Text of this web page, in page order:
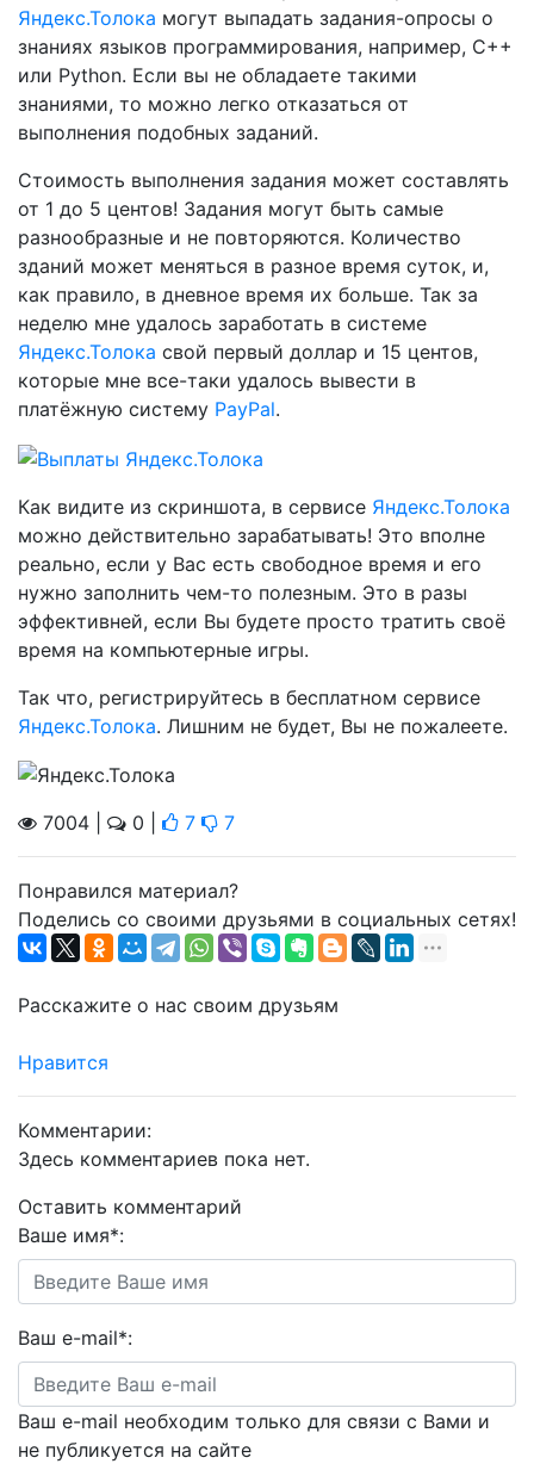
Яндекс.Толока могут выпадать задания-опросы о
знаниях языков программирования, например, C++
или Python. Если вы не обладаете такими
знаниями, то можно легко отказаться от
выполнения подобных заданий.
Стоимость выполнения задания может составлять
от 1 до 5 центов! Задания могут быть самые
разнообразные и не повторяются. Количество
зданий может меняться в разное время суток, и,
как правило, в дневное время их больше. Так за
неделю мне удалось заработать в системе
Яндекс.Толока свой первый доллар и 15 центов,
которые мне все-таки удалось вывести в
платёжную систему PayPal.
Как видите из скриншота, в сервисе Яндекс.Толока
можно действительно зарабатывать! Это вполне
реально, если у Вас есть свободное время и его
нужно заполнить чем-то полезным. Это в разы
эффективней, если Вы будете просто тратить своё
время на компьютерные игры.
Так что, регистрируйтесь в бесплатном сервисе
Яндекс.Толока. Лишним не будет, Вы не пожалеете.
7004 | 0 | 7 7
Понравился материал?
Поделись со своими друзьями в социальных сетях!
Расскажите о нас своим друзьям
Нравится
Комментарии:
Здесь комментариев пока нет.
Оставить комментарий
Ваше имя*:
Ваш e-mail*:
Ваш e-mail необходим только для связи с Вами и
не публикуется на сайте